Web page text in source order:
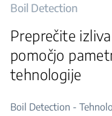
Boil Detection
Preprečite
pomočjo
tehnologije
Boil Detection -